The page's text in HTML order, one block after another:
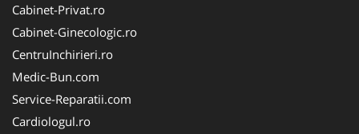
Cabinet-Privat.ro
Cabinet-Ginecologic.ro
CentruInchirieri.ro
Medic-Bun.com
Service-Reparatii.com
Cardiologul.ro